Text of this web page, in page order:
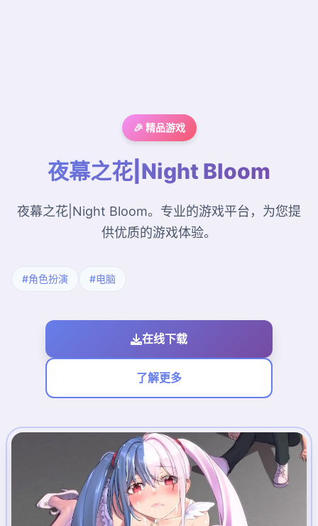
🎉 精品游戏
夜幕之花|Night Bloom
夜幕之花|Night Bloom。专业的游戏平台，为您提
供优质的游戏体验。
#角色扮演 #电脑
在线下载
了解更多